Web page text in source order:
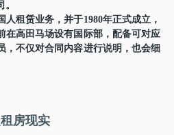
人租赁业务，并于1980年正式成立，
在高田马场设有国际部，配备可对应
，不仅对合同内容进行说明，也会细
房现实